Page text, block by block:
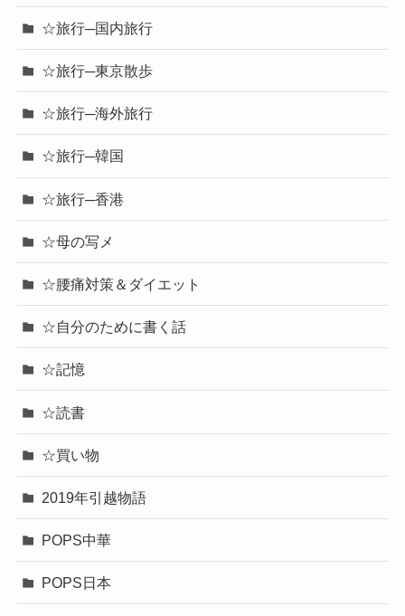
☆旅行─国内旅行
☆旅行─東京散歩
☆旅行─海外旅行
☆旅行─韓国
☆旅行─香港
☆母の写メ
☆腰痛対策＆ダイエット
☆自分のために書く話
☆記憶
☆読書
☆買い物
2019年引越物語
POPS中華
POPS日本